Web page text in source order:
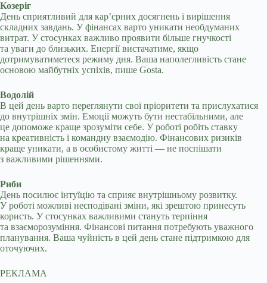
Козеріг
День сприятливий для кар’єрних досягнень і вирішення
складних завдань. У фінансах варто уникати необдуманих
витрат. У стосунках важливо проявити більше гнучкості
та уваги до близьких. Енергії вистачатиме, якщо
дотримуватиметеся режиму дня. Ваша наполегливість стане
основою майбутніх успіхів, пише Gosta.
Водолій
В цей день варто переглянути свої пріоритети та прислухатися
до внутрішніх змін. Емоції можуть бути нестабільними, але
це допоможе краще зрозуміти себе. У роботі робіть ставку
на креативність і командну взаємодію. Фінансових ризиків
краще уникати, а в особистому житті — не поспішати
з важливими рішеннями.
Риби
День посилює інтуїцію та сприяє внутрішньому розвитку.
У роботі можливі несподівані зміни, які зрештою принесуть
користь. У стосунках важливими стануть терпіння
та взаєморозуміння. Фінансові питання потребують уважного
планування. Ваша чуйність в цей день стане підтримкою для
оточуючих.
РЕКЛАМА